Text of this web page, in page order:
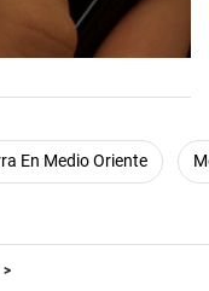
En Medio Oriente